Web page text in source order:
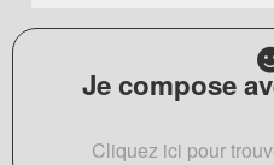
Je compose
Cliquez ici pour